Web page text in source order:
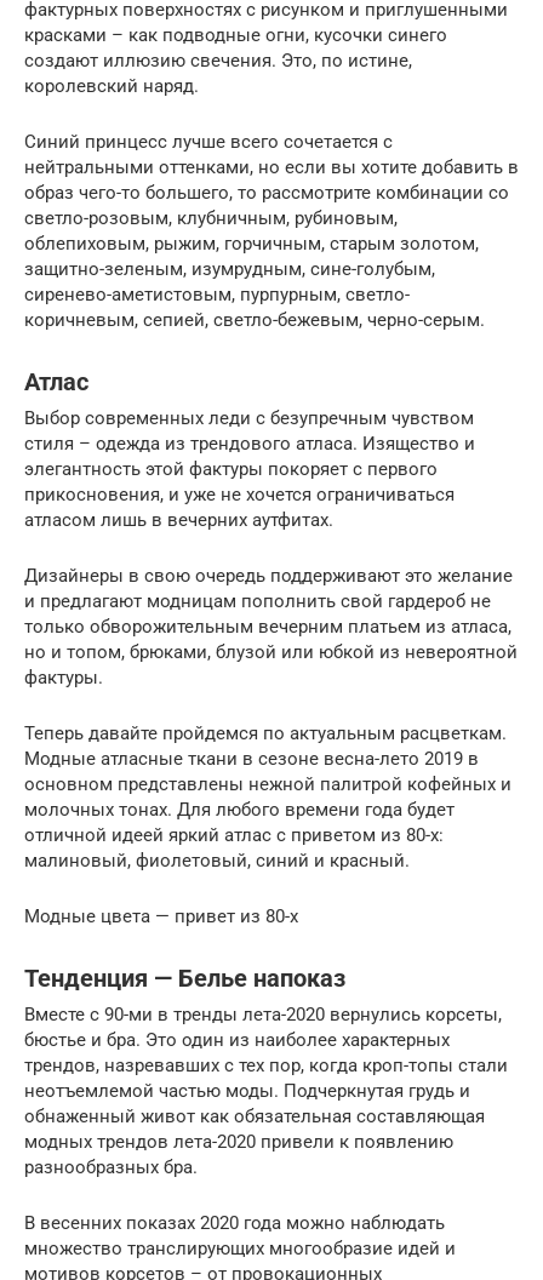
фактурных поверхностях с рисунком и приглушенными
красками – как подводные огни, кусочки синего
создают иллюзию свечения. Это, по истине,
королевский наряд.
Синий принцесс лучше всего сочетается с
нейтральными оттенками, но если вы хотите добавить в
образ чего-то большего, то рассмотрите комбинации со
светло-розовым, клубничным, рубиновым,
облепиховым, рыжим, горчичным, старым золотом,
защитно-зеленым, изумрудным, сине-голубым,
сиренево-аметистовым, пурпурным, светло-
коричневым, сепией, светло-бежевым, черно-серым.
Атлас
Выбор современных леди с безупречным чувством
стиля – одежда из трендового атласа. Изящество и
элегантность этой фактуры покоряет с первого
прикосновения, и уже не хочется ограничиваться
атласом лишь в вечерних аутфитах.
Дизайнеры в свою очередь поддерживают это желание
и предлагают модницам пополнить свой гардероб не
только обворожительным вечерним платьем из атласа,
но и топом, брюками, блузой или юбкой из невероятной
фактуры.
Теперь давайте пройдемся по актуальным расцветкам.
Модные атласные ткани в сезоне весна-лето 2019 в
основном представлены нежной палитрой кофейных и
молочных тонах. Для любого времени года будет
отличной идеей яркий атлас с приветом из 80-х:
малиновый, фиолетовый, синий и красный.
Модные цвета — привет из 80-х
Тенденция — Белье напоказ
Вместе с 90-ми в тренды лета-2020 вернулись корсеты,
бюстье и бра. Это один из наиболее характерных
трендов, назревавших с тех пор, когда кроп-топы стали
неотъемлемой частью моды. Подчеркнутая грудь и
обнаженный живот как обязательная составляющая
модных трендов лета-2020 привели к появлению
разнообразных бра.
В весенних показах 2020 года можно наблюдать
множество транслирующих многообразие идей и
мотивов корсетов – от провокационных